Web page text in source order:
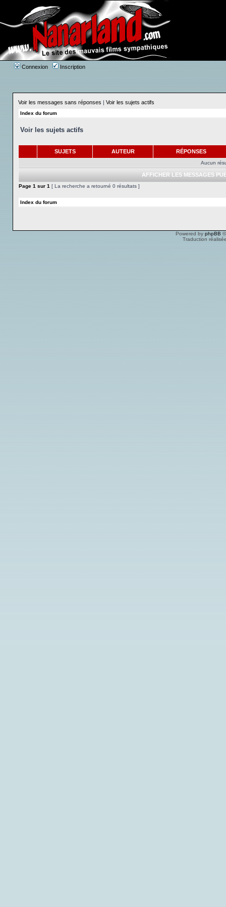
Connexion Inscription
Voir les messages sans réponses | Voir les sujets actifs
Index du forum
Voir les sujets actifs
SUJETS AUTEUR RÉPONSES
Aucun
AFFICHER LES MESSAGES
Page 1 sur 1 [ La recherche a retourné 0 résultats ]
Index du forum
Powered byphpBB©
Traduction